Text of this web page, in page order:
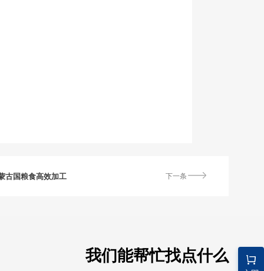
下一条
古国粮食高效加工
我们能帮忙找点什么